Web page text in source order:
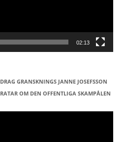
02:13
GRANSKNINGS JANNE JOSEFSSON
OM DEN OFFENTLIGA SKAMPÅLEN